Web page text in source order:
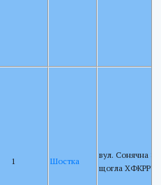
1 Шостка
вул. Сонячна 88,
щогла ХФКРРТ